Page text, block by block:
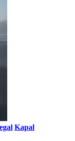
Kapal